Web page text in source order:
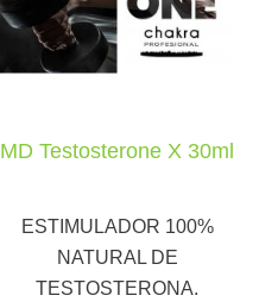
MD Testosterone X 30ml
ESTIMULADOR 100%
NATURAL DE
TESTOSTERONA.